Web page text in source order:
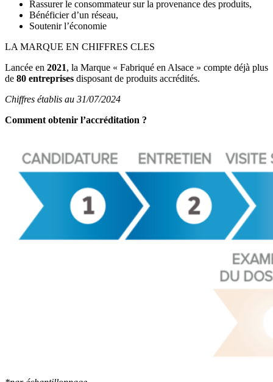
Rassurer le consommateur sur la provenance des produits,
Bénéficier d’un réseau,
Soutenir l’économie
LA MARQUE EN CHIFFRES CLES
Lancée en 2021, la Marque « Fabriqué en Alsace » compte déjà plus
de 80 entreprises disposant de produits accrédités.
Chiffres établis au 31/07/2024
Comment obtenir l’accréditation ?